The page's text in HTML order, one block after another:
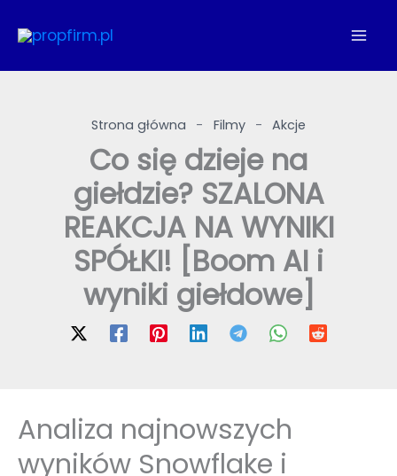
do
Strona główna - Filmy - Akcje
Co się dzieje na
giełdzie? SZALONA
REAKCJA NA WYNIKI
SPÓŁKI! [Boom AI i
wyniki giełdowe]
Analiza najnowszych
wyników Snowflake i